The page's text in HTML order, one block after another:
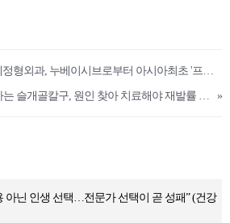
[스포츠서울] 이동훈연세정형외과, 누베이시브로부터 아시아최초 '프리사이스 국제트레이닝센터' 위촉
[뉴스포인트] 관절염 초래하는 슬개골칼구, 원인 찾아 치료해야 재발률 낮출 수 있어 »
아닌 인생 선택…전문가 선택이 곧 성패” (건강